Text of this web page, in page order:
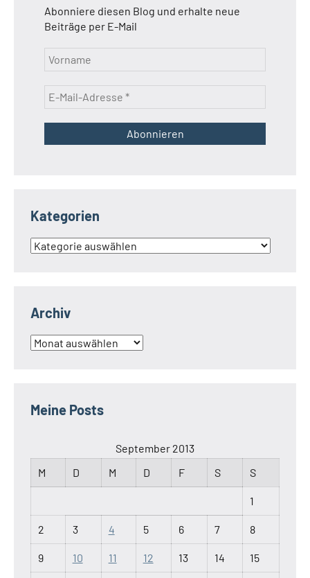
Abonniere diesen Blog und erhalte neue
Beiträge per E-Mail
Kategorien
Kategorien
Archiv
Archiv
Meine Posts
September 2013
M
D M D F S S
1
2 3 4 5 6 7 8
9 10 11 12 13 14 15